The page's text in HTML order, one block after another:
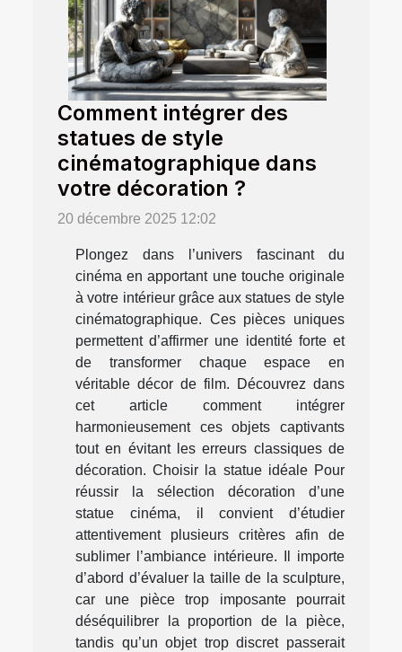
Comment intégrer des
statues de style
cinématographique dans
votre décoration ?
20 décembre 2025 12:02
Plongez dans l’univers fascinant du
cinéma en apportant une touche originale
à votre intérieur grâce aux statues de style
cinématographique. Ces pièces uniques
permettent d’affirmer une identité forte et
de transformer chaque espace en
véritable décor de film. Découvrez dans
cet article comment intégrer
harmonieusement ces objets captivants
tout en évitant les erreurs classiques de
décoration. Choisir la statue idéale Pour
réussir la sélection décoration d’une
statue cinéma, il convient d’étudier
attentivement plusieurs critères afin de
sublimer l’ambiance intérieure. Il importe
d’abord d’évaluer la taille de la sculpture,
car une pièce trop imposante pourrait
déséquilibrer la proportion de la pièce,
tandis qu’un objet trop discret passerait